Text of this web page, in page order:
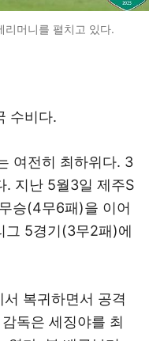
리머니를 펼치고 있다.
수비다.
여전히 최하위다. 3
. 지난 5월3일 제주S
승(4무6패)을 이어
그 5경기(3무2패)에
복귀하면서 공격
독은 세징야를 최